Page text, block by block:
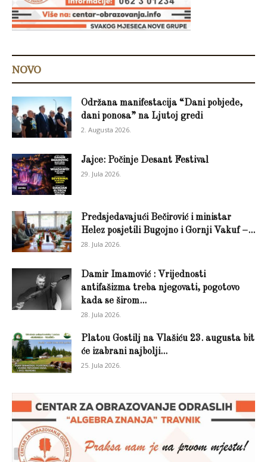
NOVO
Održana manifestacija “Dani pobjede,
dani ponosa” na Ljutoj gredi
2. Augusta 2026.
Jajce: Počinje Desant Festival
29. Jula 2026.
Predsjedavajući Bečirović i ministar
Helez posjetili Bugojno i Gornji Vakuf –...
28. Jula 2026.
Damir Imamović : Vrijednosti
antifašizma treba njegovati, pogotovo
kada se širom...
28. Jula 2026.
Platou Gostilj na Vlašiću 23. augusta bit
će izabrani najbolji...
25. Jula 2026.